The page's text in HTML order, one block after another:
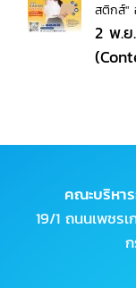
สติกส์"
2 พ.ย
คณะบริหา
19/1 ถนนเพชร